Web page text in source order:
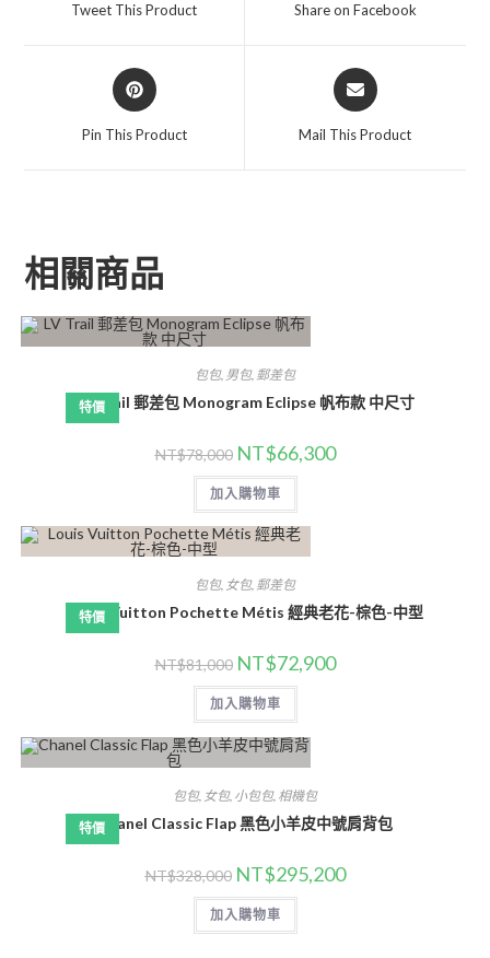
Tweet This Product Share on Facebook
Pin This Product Mail This Product
相關商品
特價
包包, 男包, 郵差包
LV Trail 郵差包 Monogram Eclipse 帆布款 中尺寸
NT$78,000 NT$66,300
加入購物車
特價
包包, 女包, 郵差包
Louis Vuitton Pochette Métis 經典老花-棕色-中型
NT$81,000 NT$72,900
加入購物車
特價
包包, 女包, 小包包, 相機包
Chanel Classic Flap 黑色小羊皮中號肩背包
NT$328,000 NT$295,200
加入購物車